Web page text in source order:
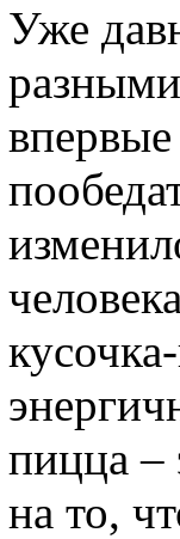
Уже
пицца –
на то,